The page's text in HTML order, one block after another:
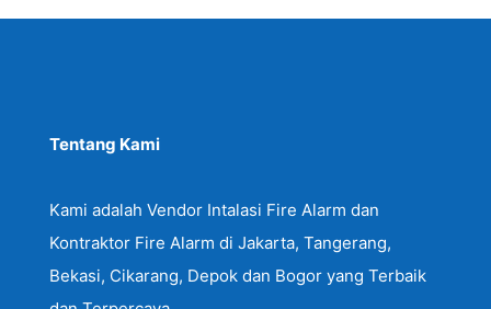
Tentang Kami
Kami adalah Vendor Intalasi Fire Alarm dan
Kontraktor Fire Alarm di Jakarta, Tangerang,
Bekasi, Cikarang, Depok dan Bogor yang Terbaik